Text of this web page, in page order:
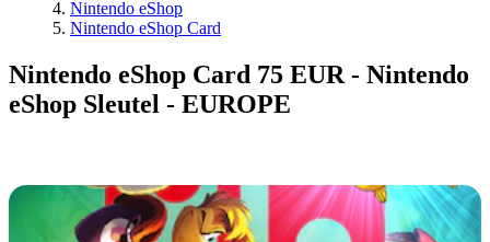
Nintendo eShop
Nintendo eShop Card
Nintendo eShop Card 75 EUR - Nintendo
eShop Sleutel - EUROPE